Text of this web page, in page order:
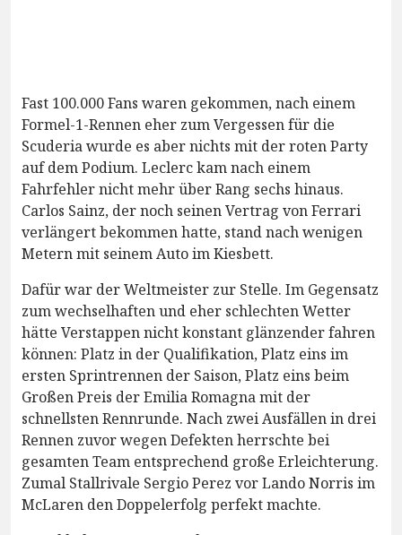
Fast 100.000 Fans waren gekommen, nach einem
Formel-1-Rennen eher zum Vergessen für die
Scuderia wurde es aber nichts mit der roten Party
auf dem Podium. Leclerc kam nach einem
Fahrfehler nicht mehr über Rang sechs hinaus.
Carlos Sainz, der noch seinen Vertrag von Ferrari
verlängert bekommen hatte, stand nach wenigen
Metern mit seinem Auto im Kiesbett.
Dafür war der Weltmeister zur Stelle. Im Gegensatz
zum wechselhaften und eher schlechten Wetter
hätte Verstappen nicht konstant glänzender fahren
können: Platz in der Qualifikation, Platz eins im
ersten Sprintrennen der Saison, Platz eins beim
Großen Preis der Emilia Romagna mit der
schnellsten Rennrunde. Nach zwei Ausfällen in drei
Rennen zuvor wegen Defekten herrschte bei
gesamten Team entsprechend große Erleichterung.
Zumal Stallrivale Sergio Perez vor Lando Norris im
McLaren den Doppelerfolg perfekt machte.